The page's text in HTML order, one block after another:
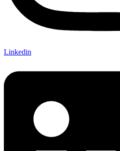
Linkedin